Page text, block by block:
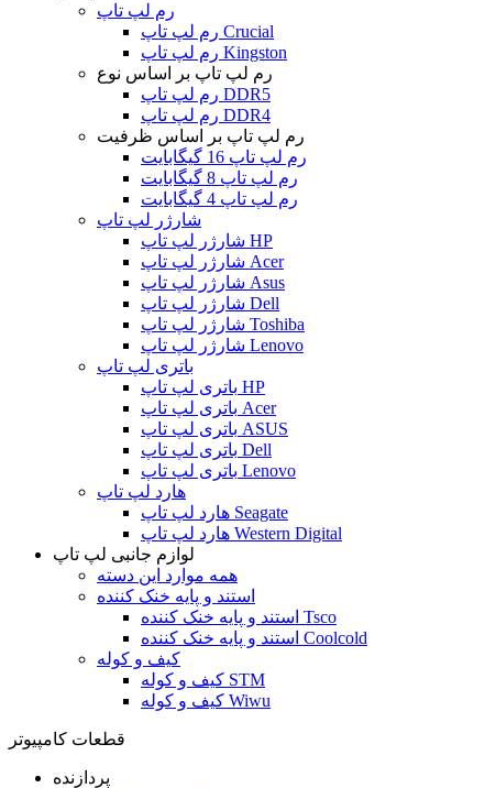
رم لپ تاپ
رم لپ تاپ Crucial
رم لپ تاپ Kingston
رم لپ تاپ بر اساس نوع
رم لپ تاپ DDR5
رم لپ تاپ DDR4
رم لپ تاپ بر اساس ظرفیت
رم لپ تاپ 16 گیگابایت
رم لپ تاپ 8 گیگابایت
رم لپ تاپ 4 گیگابایت
شارژر لپ تاپ
شارژر لپ تاپ HP
شارژر لپ تاپ Acer
شارژر لپ تاپ Asus
شارژر لپ تاپ Dell
شارژر لپ تاپ Toshiba
شارژر لپ تاپ Lenovo
باتری لپ تاپ
باتری لپ تاپ HP
باتری لپ تاپ Acer
باتری لپ تاپ ASUS
باتری لپ تاپ Dell
باتری لپ تاپ Lenovo
هارد لپ تاپ
هارد لپ تاپ Seagate
هارد لپ تاپ Western Digital
لوازم جانبی لپ تاپ
همه موارد این دسته
استند و پایه خنک کننده
استند و پایه خنک کننده Tsco
استند و پایه خنک کننده Coolcold
کیف و کوله
کیف و کوله STM
کیف و کوله Wiwu
قطعات کامپیوتر
پردازنده